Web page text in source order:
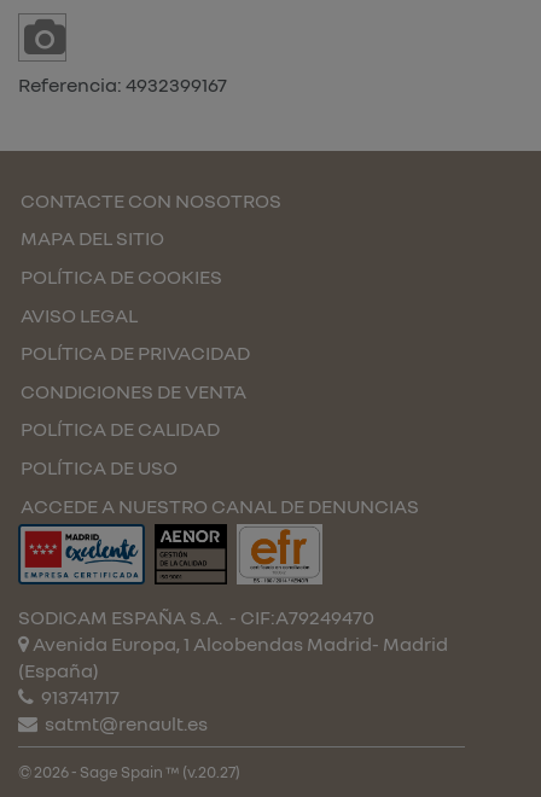
Referencia: 4932399167
CONTACTE CON NOSOTROS
MAPA DEL SITIO
POLÍTICA DE COOKIES
AVISO LEGAL
POLÍTICA DE PRIVACIDAD
CONDICIONES DE VENTA
POLÍTICA DE CALIDAD
POLÍTICA DE USO
ACCEDE A NUESTRO CANAL DE DENUNCIAS
SODICAM ESPAÑA S.A. - CIF:A79249470
Avenida Europa, 1 Alcobendas Madrid- Madrid
(España)
913741717
satmt@renault.es
© 2026 - Sage Spain ™ (v.20.27)